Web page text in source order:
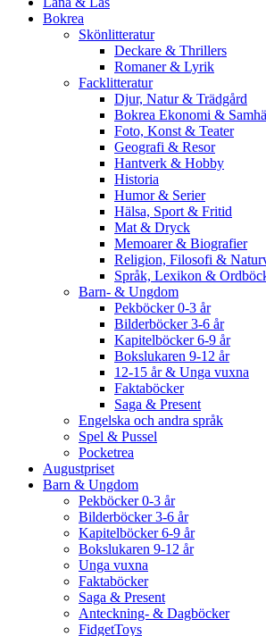
Bokrea
Skönlitteratur
Deckare & Thrillers
Romaner & Lyrik
Facklitteratur
Djur, Natur & Trädgård
Bokrea Ekonomi &
Foto, Konst & Teater
Geografi & Resor
Hantverk & Hobby
Historia
Humor & Serier
Hälsa, Sport & Fritid
Mat & Dryck
Memoarer & Biografier
Religion, Filosofi &
Språk, Lexikon &
Barn- & Ungdom
Pekböcker 0-3 år
Bilderböcker 3-6 år
Kapitelböcker 6-9 år
Bokslukaren 9-12 år
12-15 år & Unga vuxna
Faktaböcker
Saga & Present
Engelska och andra språk
Spel & Pussel
Pocketrea
Augustpriset
Barn & Ungdom
Pekböcker 0-3 år
Bilderböcker 3-6 år
Kapitelböcker 6-9 år
Bokslukaren 9-12 år
Unga vuxna
Faktaböcker
Saga & Present
Anteckning- & Dagböcker
FidgetToys